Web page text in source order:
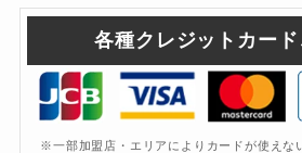
各種クレジットカー
※一部加盟店・エリアによりカードが使えな